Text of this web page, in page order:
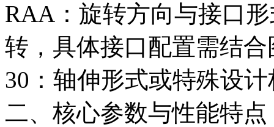
RAA：旋转方向与接口
转，具体接口配置需结
30：轴伸形式或特殊设
二、核心参数与性能特点